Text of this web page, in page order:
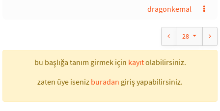
dragonkemal
28
bu başlığa tanım girmek için kayıtolabilirsiniz.
zaten üye iseniz buradan giriş yapabilirsiniz.